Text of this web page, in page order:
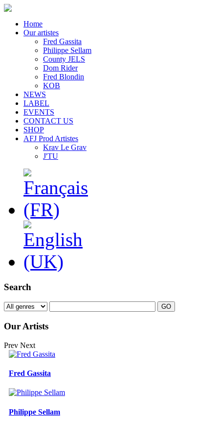
Home
Our artistes
Fred Gassita
Philippe Sellam
County JELS
Dom Rider
Fred Blondin
KOB
NEWS
LABEL
EVENTS
CONTACT US
SHOP
AFJ Prod Artistes
Krav Le Grav
J'TU
Search
Our Artists
Prev Next
Fred Gassita
Philippe Sellam